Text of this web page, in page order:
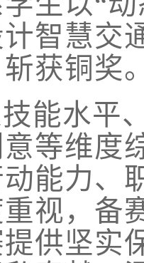
智慧交
获铜奖
能水平
等维度
能力、
视，备
供坚实